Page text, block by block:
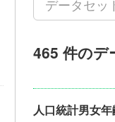
465 件のデ
人口統計男女